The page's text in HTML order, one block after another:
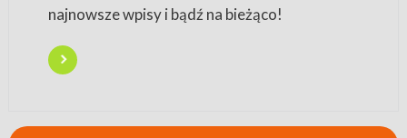
najnowsze wpisy i bądź na bieżąco!